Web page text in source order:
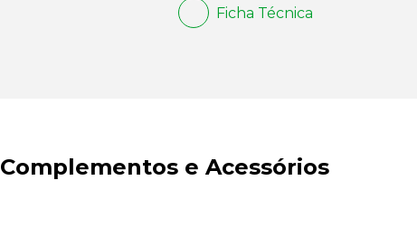
Ficha Técnica
Complementos e Acessórios